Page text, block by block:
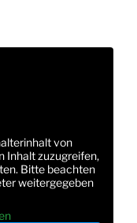
von
Inhalt zuzugreifen,
Bitte beachten
weitergegeben